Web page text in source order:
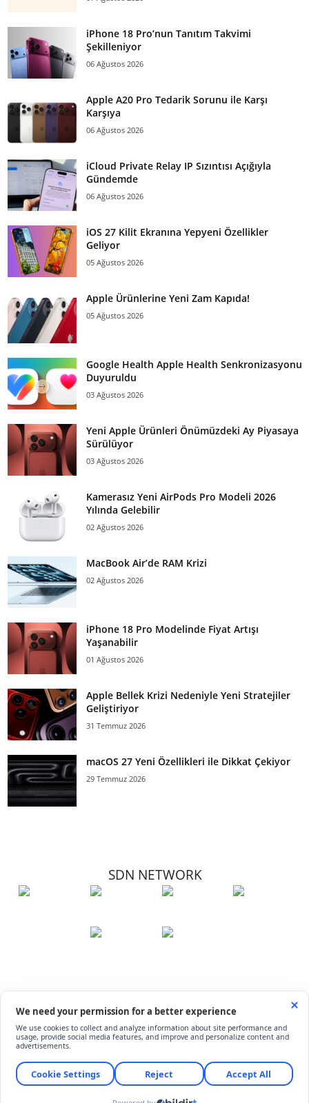
iPhone 18 Pro’nun Tanıtım Takvimi
Şekilleniyor
06 Ağustos 2026
Apple A20 Pro Tedarik Sorunu ile Karşı
Karşıya
06 Ağustos 2026
iCloud Private Relay IP Sızıntısı Açığıyla
Gündemde
06 Ağustos 2026
iOS 27 Kilit Ekranına Yepyeni Özellikler
Geliyor
05 Ağustos 2026
Apple Ürünlerine Yeni Zam Kapıda!
05 Ağustos 2026
Google Health Apple Health Senkronizasyonu
Duyuruldu
03 Ağustos 2026
Yeni Apple Ürünleri Önümüzdeki Ay Piyasaya
Sürülüyor
03 Ağustos 2026
Kamerasız Yeni AirPods Pro Modeli 2026
Yılında Gelebilir
02 Ağustos 2026
MacBook Air’de RAM Krizi
02 Ağustos 2026
iPhone 18 Pro Modelinde Fiyat Artışı
Yaşanabilir
01 Ağustos 2026
Apple Bellek Krizi Nedeniyle Yeni Stratejiler
Geliştiriyor
31 Temmuz 2026
macOS 27 Yeni Özellikleri ile Dikkat Çekiyor
29 Temmuz 2026
SDN NETWORK
© ShiftDelete.Net